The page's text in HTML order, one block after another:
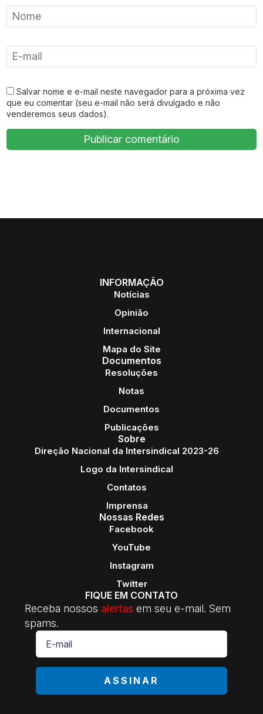
Salvar nome e e-mail neste navegador para a próxima vez
que eu comentar (seu e-mail não será divulgado e não
venderemos seus dados).
INFORMAÇÃO
Notícias
Opinião
Internacional
Mapa do Site
Documentos
Resoluções
Notas
Documentos
Publicações
Sobre
Direção Nacional da Intersindical 2023-26
Logo da Intersindical
Contatos
Imprensa
Nossas Redes
Facebook
YouTube
Instagram
Twitter
FIQUE EM CONTATO
Receba nossos alertas em seu e-mail. Sem
spams.
E-
mail
ASSINAR